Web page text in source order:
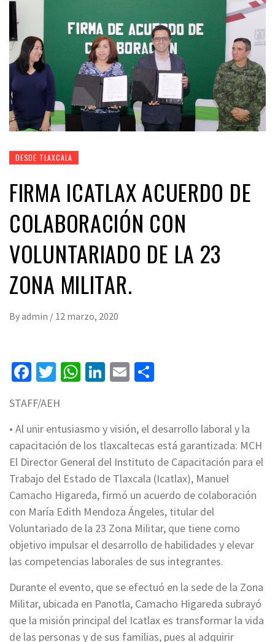
DESDE TLAXCALA
FIRMA ICATLAX ACUERDO DE
COLABORACIÓN CON
VOLUNTARIADO DE LA 23
ZONA MILITAR.
Byadmin / 12 marzo, 2020
Facebook
Twitter
WhatsApp
LinkedIn
Email
STAFF/AEH
• Al unir entusiasmo y visión, el desarrollo laboral y la
capacitación de los tlaxcaltecas está garantizada: MCH
El Director General del Instituto de Capacitación para el
Trabajo del Estado de Tlaxcala (Icatlax), Manuel
Camacho Higareda, firmó un acuerdo de colaboración
con María Edith Mendoza Ángeles, titular del
Voluntariado de la 23 Zona Militar, que tiene como
objetivo impulsar el desarrollo de habilidades y elevar
las competencias laborales de sus integrantes.
Durante el evento, que se efectuó en la sede de la Zona
Militar, ubicada en Panotla, Camacho Higareda subrayó
que la misión principal del Icatlax es transformar la vida
de las personas y de sus familias, pues al adquirir